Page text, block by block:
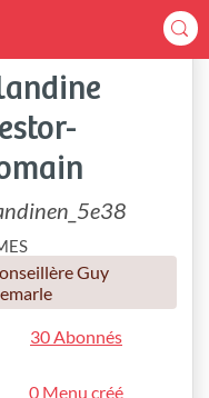
Guy
30 Abonnés
0 Menu créé